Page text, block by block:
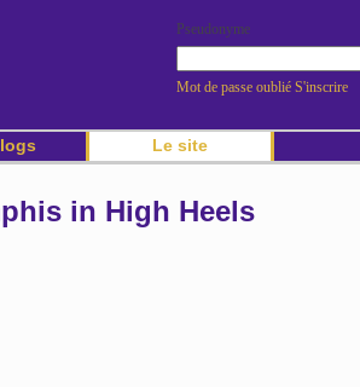
Pseudonyme
Mot de passe oublié S'inscrire
Le site
in High Heels